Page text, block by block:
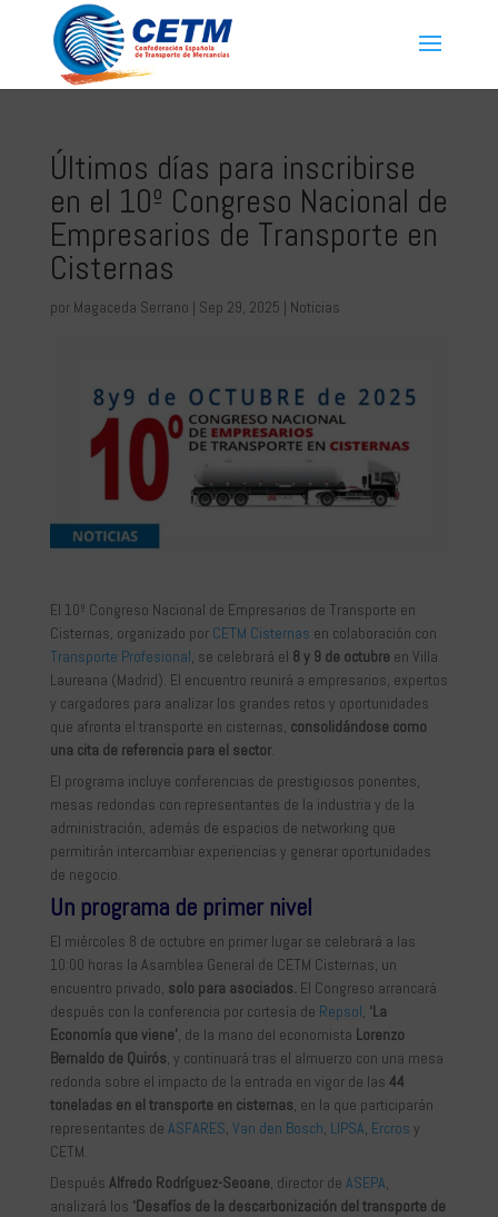
Últimos días para inscribirse
en el 10º Congreso Nacional de
Empresarios de Transporte en
Cisternas
por Magaceda Serrano | Sep 29, 2025 | Noticias
El 10º Congreso Nacional de Empresarios de Transporte en
Cisternas, organizado por CETM Cisternas en colaboración con
Transporte Profesional , se celebrará el 8 y 9 de octubre en Villa
Laureana (Madrid). El encuentro reunirá a empresarios, expertos
y cargadores para analizar los grandes retos y oportunidades
que afronta el transporte en cisternas, consolidándose como
una cita de referencia para el sector.
El programa incluye conferencias de prestigiosos ponentes,
mesas redondas con representantes de la industria y de la
administración, además de espacios de networking que
permitirán intercambiar experiencias y generar oportunidades
de negocio.
Un programa de primer nivel
El miércoles 8 de octubre en primer lugar se celebrará a las
10:00 horas la Asamblea General de CETM Cisternas, un
encuentro privado, solo para asociados. El Congreso arrancará
después con la conferencia por cortesía de Repsol ‘La
Economía que viene’ , de la mano del economista Lorenzo
Bernaldo de Quirós , y continuará tras el almuerzo con una mesa
redonda sobre el impacto de la entrada en vigor de las 44
toneladas en el transporte en cisternas , en la que participarán
representantes de ASFARES Van den Bosch LIPSA Ercros y
CETM.
Después Alfredo Rodríguez-Seoane , director de ASEPA
analizará los ‘Desafíos de la descarbonización del transporte de